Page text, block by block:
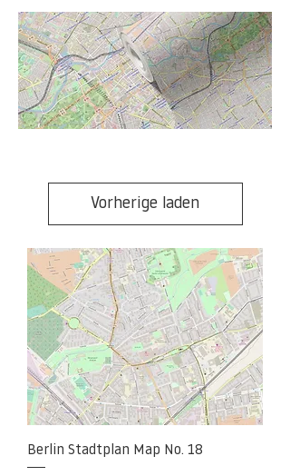
Vorherige laden
Berlin Stadtplan Map No. 18